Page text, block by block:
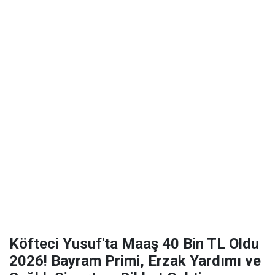
Köfteci Yusuf'ta Maaş 40 Bin TL Oldu
2026! Bayram Primi, Erzak Yardımı ve